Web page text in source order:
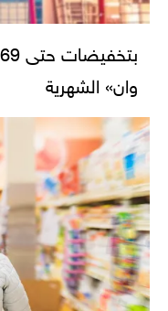
وان» الشهرية